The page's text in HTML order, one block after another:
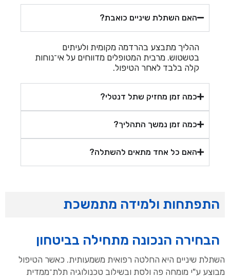
האם השתלת שיניים כואבת?
ההליך מתבצע בהרדמה מקומית ולעיתים
בטשטוש. מרבית המטופלים מדווחים על אי־נוחות
קלה בלבד לאחר הטיפול.
כמה זמן מחזיק שתל דנטלי?
כמה זמן נמשך התהליך?
האם כל אחד מתאים להשתלה?
התפתחות ולמידה מתמשכת
הבחירה הנכונה מתחילה בביטחון
השתלת שיניים היא החלטה רפואית משמעותית. כאשר הטיפול
מבוצע ע"י מומחה פה ולסת ובשילוב טכנולוגיה תלת־ממדית